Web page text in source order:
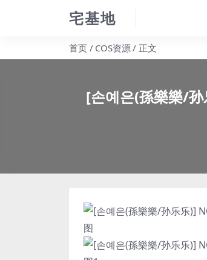
宅基地
首页 COS资源 正文
[손예은(孫樂樂/